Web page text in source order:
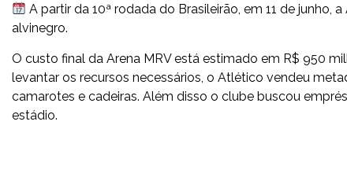
A partir da 10ª rodada do Brasileirão, em 11 de
alvinegro.
O custo final da Arena MRV está estimado em R$ 950
levantar os recursos necessários, o Atlético vendeu
camarotes e cadeiras. Além disso o clube buscou
estádio.